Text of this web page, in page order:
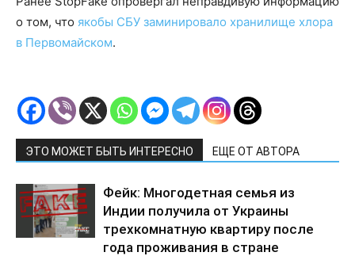
о том, что якобы СБУ заминировало хранилище хлора
в Первомайском.
ЭТО МОЖЕТ БЫТЬ ИНТЕРЕСНО ЕЩЕ ОТ АВТОРА
Фейк: Многодетная семья из
Индии получила от Украины
трехкомнатную квартиру после
года проживания в стране